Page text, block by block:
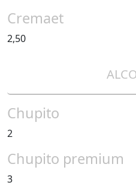
Cremaet
2,50
Chupito
2
Chupito premium
3